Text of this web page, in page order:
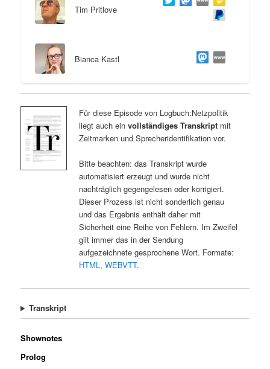
Tim Pritlove
Bianca Kastl
Für diese Episode von Logbuch:Netzpolitik
liegt auch ein vollständiges Transkriptmit
Zeitmarken und Sprecheridentifikation vor.
Bitte beachten: das Transkript wurde
automatisiert erzeugt und wurde nicht
nachträglich gegengelesen oder korrigiert.
Dieser Prozess ist nicht sonderlich genau
und das Ergebnis enthält daher mit
Sicherheit eine Reihe von Fehlern. Im Zweifel
gilt immer das in der Sendung
aufgezeichnete gesprochene Wort. Formate:
HTML, WEBVTT.
Transkript
Shownotes
Prolog